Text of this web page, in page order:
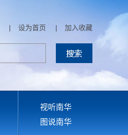
| 设为首页 | 加入收藏
视听南华
图说南华